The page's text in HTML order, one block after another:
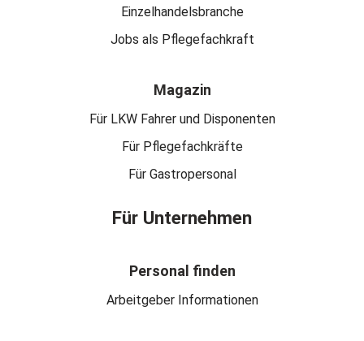
Einzelhandelsbranche
Jobs als Pflegefachkraft
Magazin
Für LKW Fahrer und Disponenten
Für Pflegefachkräfte
Für Gastropersonal
Für Unternehmen
Personal finden
Arbeitgeber Informationen